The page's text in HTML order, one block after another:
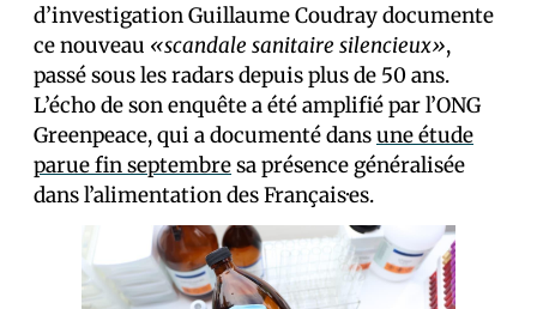
d’investigation Guillaume Coudray documente
ce nouveau «scandale sanitaire silencieux»,
passé sous les radars depuis plus de 50 ans.
L’écho de son enquête a été amplifié par l’ONG
Greenpeace, qui a documenté dansune étude
parue fin septembresa présence généralisée
dans l’alimentation des Français·es.